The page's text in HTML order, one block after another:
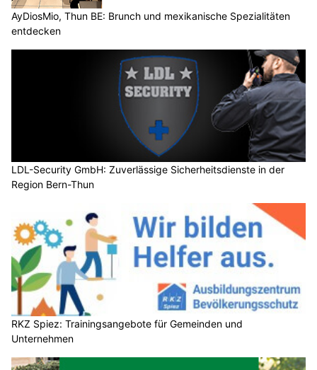
AyDiosMio, Thun BE: Brunch und mexikanische Spezialitäten
entdecken
LDL-Security GmbH: Zuverlässige Sicherheitsdienste in der
Region Bern-Thun
RKZ Spiez: Trainingsangebote für Gemeinden und
Unternehmen